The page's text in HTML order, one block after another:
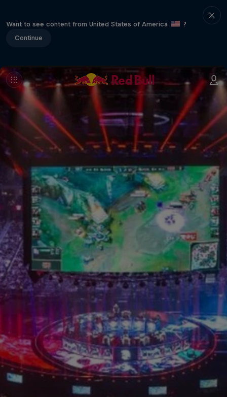
Want to see content from United States of America
?
Continue